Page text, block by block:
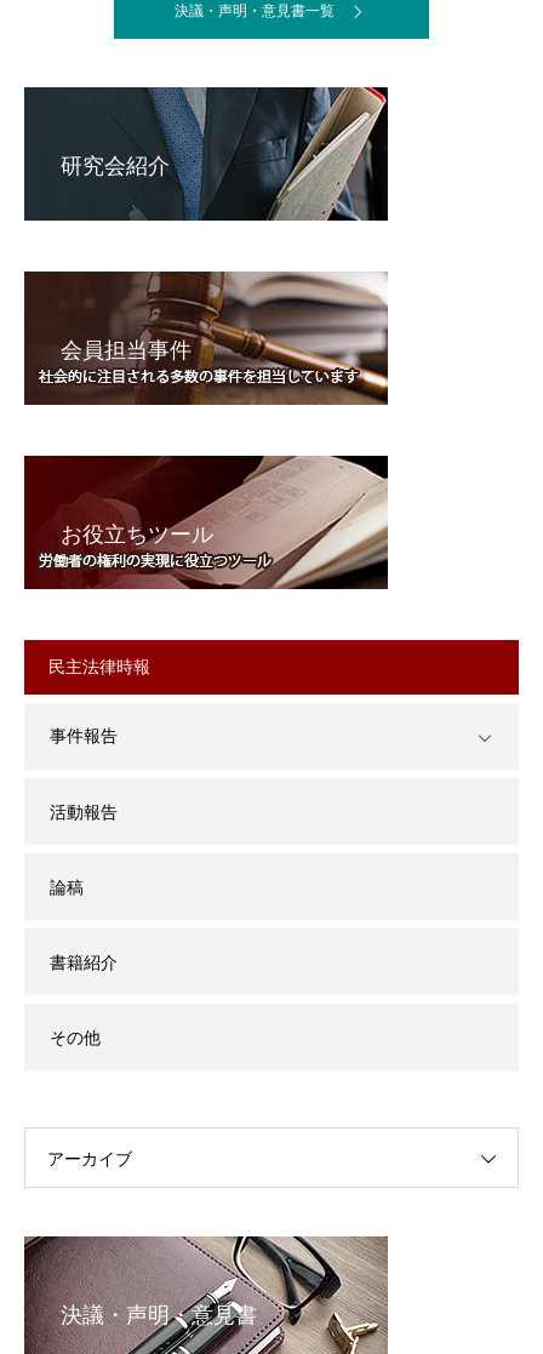
決議・声明・意見書一覧
研究会紹介
会員担当事件
お役立ちツール
民主法律時報
事件報告
活動報告
論稿
書籍紹介
その他
アーカイブ
決議・声明・意見書